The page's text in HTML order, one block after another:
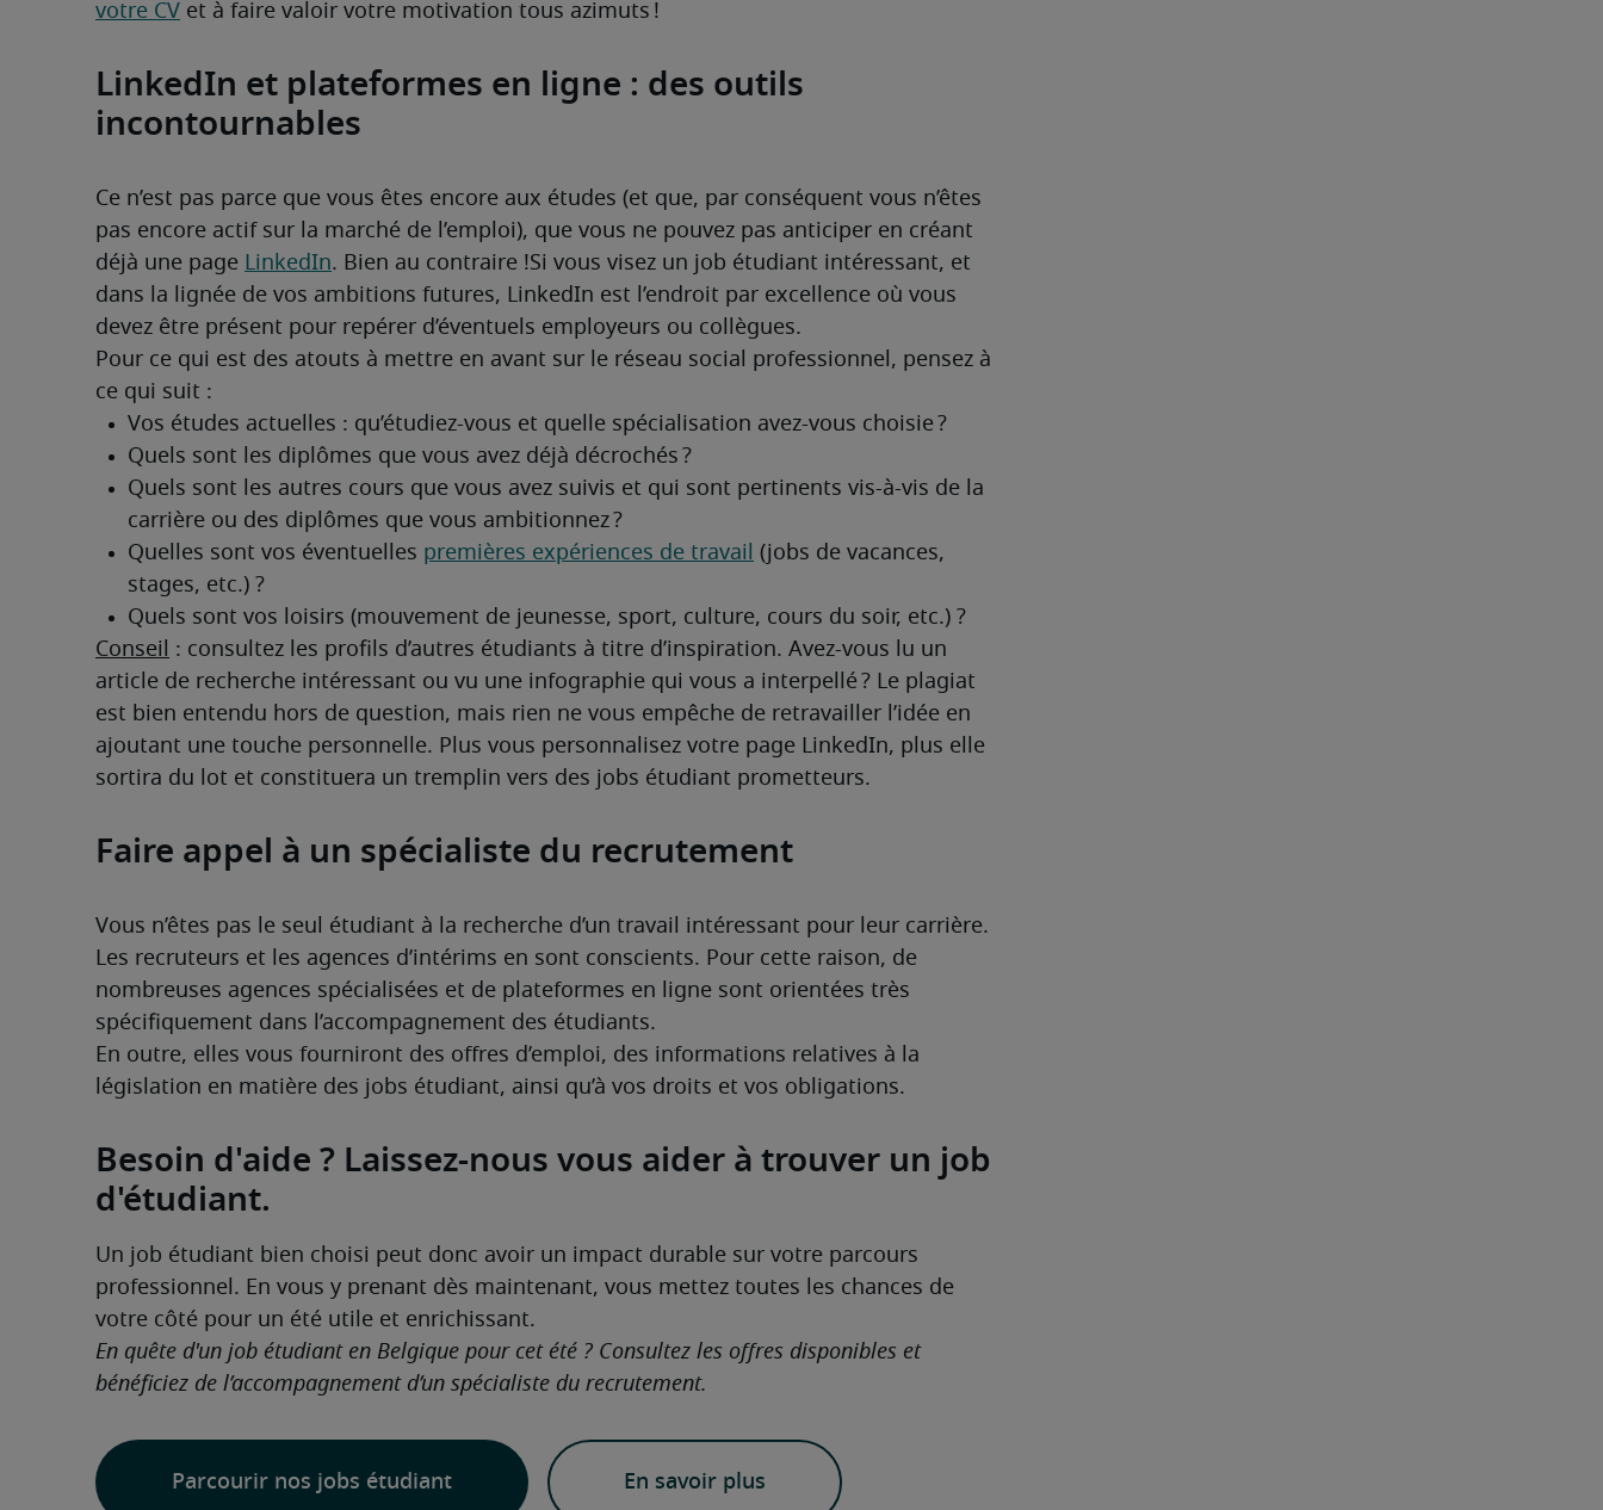
votre CV et à faire valoir votre motivation tous azimuts !
LinkedIn et plateformes en ligne : des outils
incontournables
Ce n’est pas parce que vous êtes encore aux études (et que, par conséquent vous n’êtes
pas encore actif sur la marché de l’emploi), que vous ne pouvez pas anticiper en créant
déjà une page LinkedIn. Bien au contraire !Si vous visez un job étudiant intéressant, et
dans la lignée de vos ambitions futures, LinkedIn est l’endroit par excellence où vous
devez être présent pour repérer d’éventuels employeurs ou collègues.
Pour ce qui est des atouts à mettre en avant sur le réseau social professionnel, pensez à
ce qui suit :
Conseil
: consultez les profils d’autres étudiants à titre d’inspiration. Avez-vous lu un
article de recherche intéressant ou vu une infographie qui vous a interpellé ? Le plagiat
est bien entendu hors de question, mais rien ne vous empêche de retravailler l’idée en
ajoutant une touche personnelle. Plus vous personnalisez votre page LinkedIn, plus elle
sortira du lot et constituera un tremplin vers des jobs étudiant prometteurs.
Faire appel à un spécialiste du recrutement
Vous n’êtes pas le seul étudiant à la recherche d’un travail intéressant pour leur carrière.
Les recruteurs et les agences d’intérims en sont conscients. Pour cette raison, de
nombreuses agences spécialisées et de plateformes en ligne sont orientées très
spécifiquement dans l’accompagnement des étudiants.
En outre, elles vous fourniront des offres d’emploi, des informations relatives à la
législation en matière des jobs étudiant, ainsi qu’à vos droits et vos obligations.
Besoin d'aide ? Laissez-nous vous aider à trouver un job
d'étudiant.
Parcourir nos jobs étudiant En savoir plus
Un job étudiant bien choisi peut donc avoir un impact durable sur votre parcours
professionnel. En vous y prenant dès maintenant, vous mettez toutes les chances de
votre côté pour un été utile et enrichissant.
En quête d'un job étudiant en Belgique pour cet été ? Consultez les offres disponibles et
bénéficiez de l’accompagnement d’un spécialiste du recrutement.